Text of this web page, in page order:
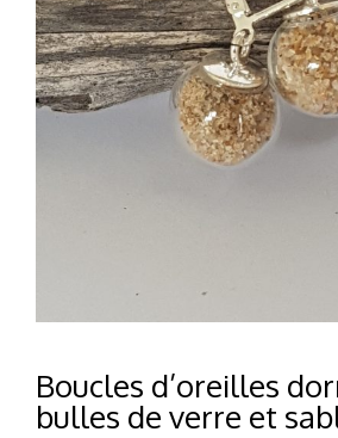
Boucles d’oreilles
bulles de verre et